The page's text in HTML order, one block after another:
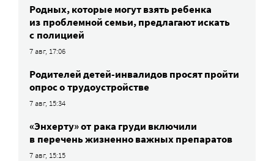
Родных, которые могут взять ребенка
из проблемной семьи, предлагают искать
с полицией
7 авг, 17:06
Родителей детей-инвалидов просят пройти
опрос о трудоустройстве
7 авг, 15:34
«Энхерту» от рака груди включили
в перечень жизненно важных препаратов
7 авг, 15:15